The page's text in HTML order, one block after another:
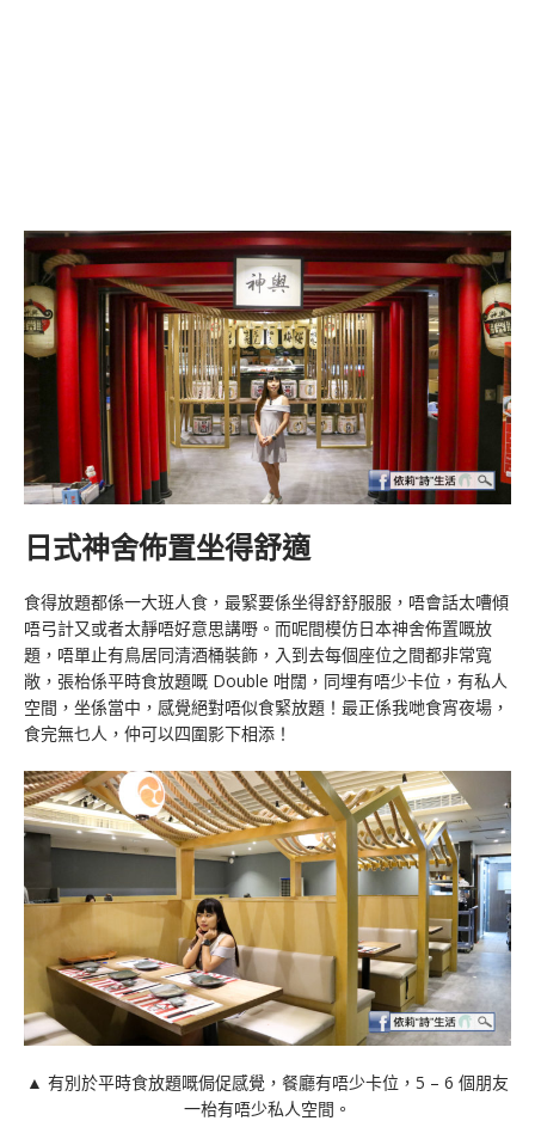
日式神舍佈置坐得舒適
食得放題都係一大班人食，最緊要係坐得舒舒服服，唔會話太嘈傾
唔弓計又或者太靜唔好意思講嘢。而呢間模仿日本神舍佈置嘅放
題，唔單止有鳥居同清酒桶裝飾，入到去每個座位之間都非常寬
敞，張枱係平時食放題嘅 Double 咁闊，同埋有唔少卡位，有私人
空間，坐係當中，感覺絕對唔似食緊放題！最正係我哋食宵夜場，
食完無乜人，仲可以四圍影下相添！
▲ 有別於平時食放題嘅侷促感覺，餐廳有唔少卡位，5 – 6 個朋友
一枱有唔少私人空間。